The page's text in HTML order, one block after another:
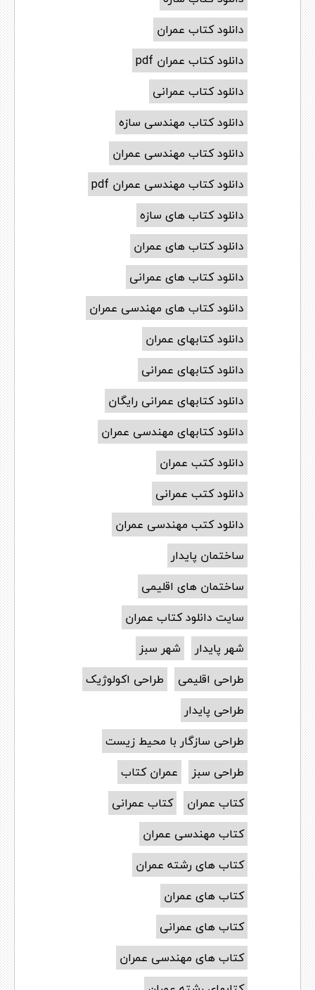
دانلود کتاب عمران
دانلود کتاب عمران pdf
دانلود کتاب عمرانی
دانلود کتاب مهندسی سازه
دانلود کتاب مهندسی عمران
دانلود کتاب مهندسی عمران pdf
دانلود کتاب های سازه
دانلود کتاب های عمران
دانلود کتاب های عمرانی
دانلود کتاب های مهندسی عمران
دانلود کتابهای عمران
دانلود کتابهای عمرانی
دانلود کتابهای عمرانی رایگان
دانلود کتابهای مهندسی عمران
دانلود کتب عمران
دانلود کتب عمرانی
دانلود کتب مهندسی عمران
ساختمان پایدار
ساختمان های اقلیمی
سایت دانلود کتاب عمران
شهر پایدار
شهر سبز
طراحی اقلیمی
طراحی اکولوژیک
طراحی پایدار
طراحی سازگار با محیط زیست
طراحی سبز
عمران کتاب
کتاب عمران
کتاب عمرانی
کتاب مهندسی عمران
کتاب های رشته عمران
کتاب های عمران
کتاب های عمرانی
کتاب های مهندسی عمران